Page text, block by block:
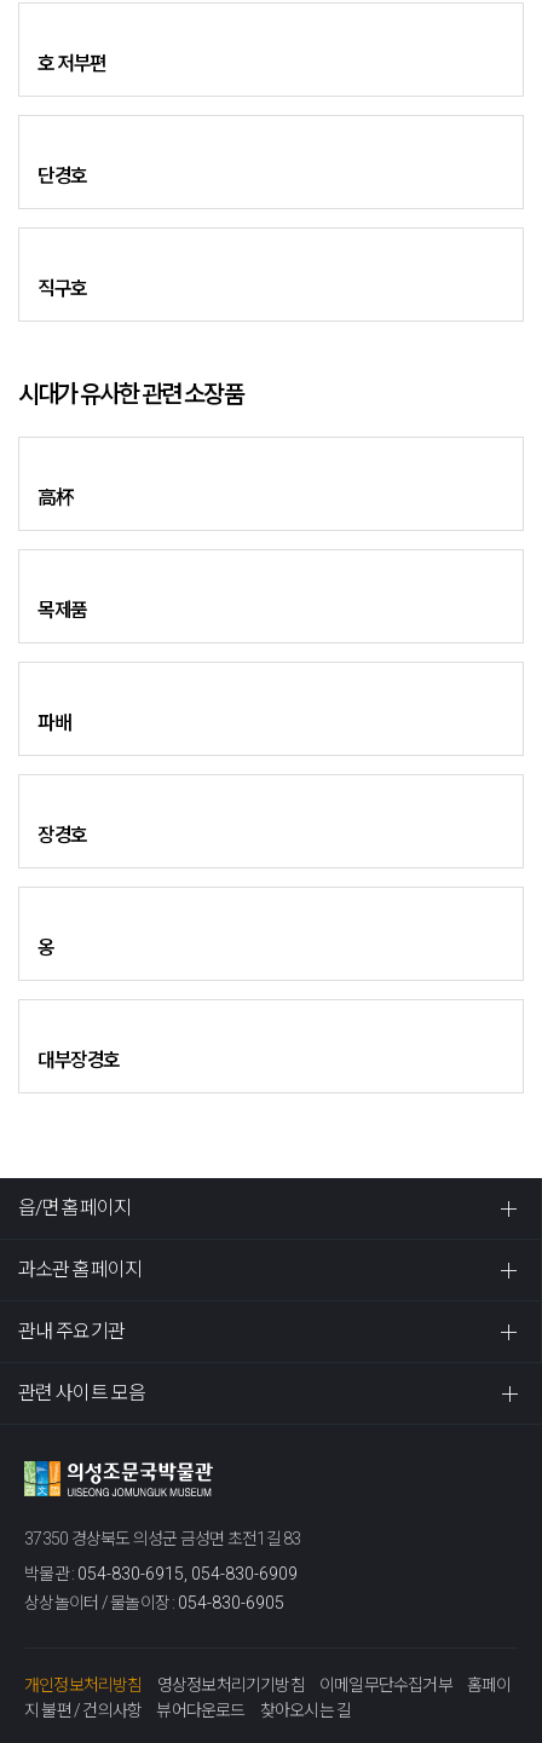
호 저부편
단경호
직구호
시대가 유사한 관련 소장품
高杯
목제품
파배
장경호
옹
대부장경호
읍/면 홈페이지
과소관 홈페이지
관내 주요기관
관련 사이트 모음
37350 경상북도 의성군 금성면 초전1길 83
박물관 : 054-830-6915, 054-830-6909
상상놀이터 / 물놀이장 : 054-830-6905
개인정보처리방침 영상정보처리기기방침 이메일무단수집거부
홈페이
지 불편 / 건의사항
뷰어다운로드 찾아오시는 길